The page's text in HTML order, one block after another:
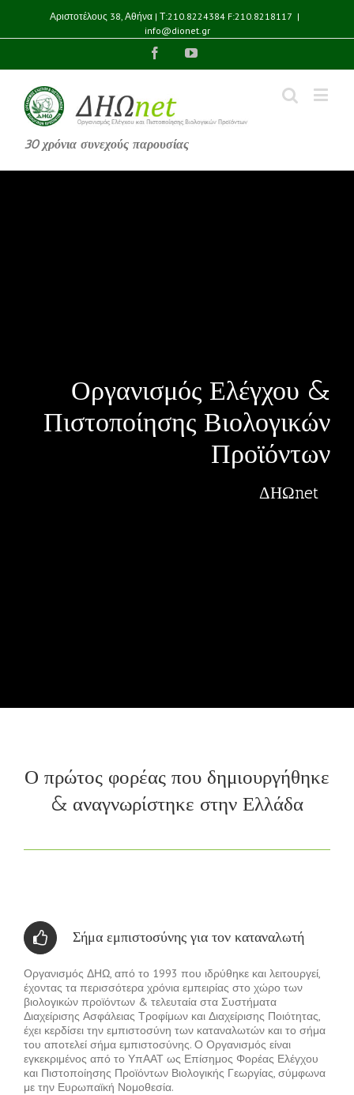
Αριστοτέλους 38, Αθήνα | Τ:210.8224384 F:210.8218117 |
info@dionet.gr
FacebookYouTube
30 χρόνια συνεχούς παρουσίας
Οργανισμός Ελέγχου &
Πιστοποίησης Βιολογικών
Προϊόντων
ΔΗΩnet
Ο πρώτος φορέας που δημιουργήθηκε
& αναγνωρίστηκε στην Ελλάδα
Σήμα εμπιστοσύνης για τον καταναλωτή
Οργανισμός ΔΗΩ, από το 1993 που ιδρύθηκε και λειτουργεί,
έχοντας τα περισσότερα χρόνια εμπειρίας στο χώρο των
βιολογικών προϊόντων & τελευταία στα Συστήματα
Διαχείρισης Ασφάλειας Τροφίμων και Διαχείρισης Ποιότητας,
έχει κερδίσει την εμπιστοσύνη των καταναλωτών και το σήμα
του αποτελεί σήμα εμπιστοσύνης. Ο Οργανισμός είναι
εγκεκριμένος από το ΥπΑΑΤ ως Επίσημος Φορέας Ελέγχου
και Πιστοποίησης Προϊόντων Βιολογικής Γεωργίας, σύμφωνα
με την Ευρωπαϊκή Νομοθεσία.